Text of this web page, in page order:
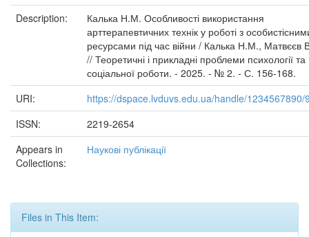
Description:
Калька Н.М. Особливості використання
арттерапевтичних технік у роботі з
ресурсами під час війни / Калька Н.М., Матвєєв
// Теоретичні і прикладні проблеми психології та
соціальної роботи. - 2025. - № 2. - С. 156-168.
URI:
https://dspace.lvduvs.edu.ua/handle/1234567890/
ISSN:
2219-2654
Appears in
Collections:
Наукові публікації
Files in This Item: